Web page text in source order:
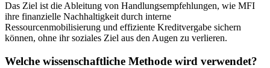
Das Ziel ist die Ableitung von Handlungsempfehlungen, wie MFI
ihre finanzielle Nachhaltigkeit durch interne
Ressourcenmobilisierung und effiziente Kreditvergabe sichern
können, ohne ihr soziales Ziel aus den Augen zu verlieren.
Welche wissenschaftliche Methode wird verwendet?